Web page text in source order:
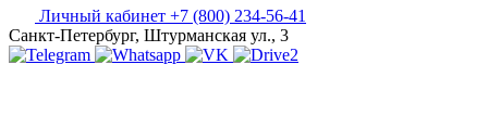
Личный кабинет +7 (800) 234-56-41
Санкт-Петербург, Штурманская ул., 3